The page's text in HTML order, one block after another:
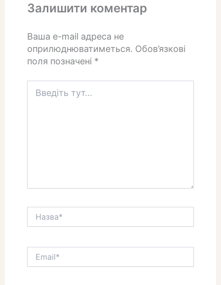
Залишити коментар
Ваша e-mail адреса не
оприлюднюватиметься. Обов’язкові
поля позначені *
тут...